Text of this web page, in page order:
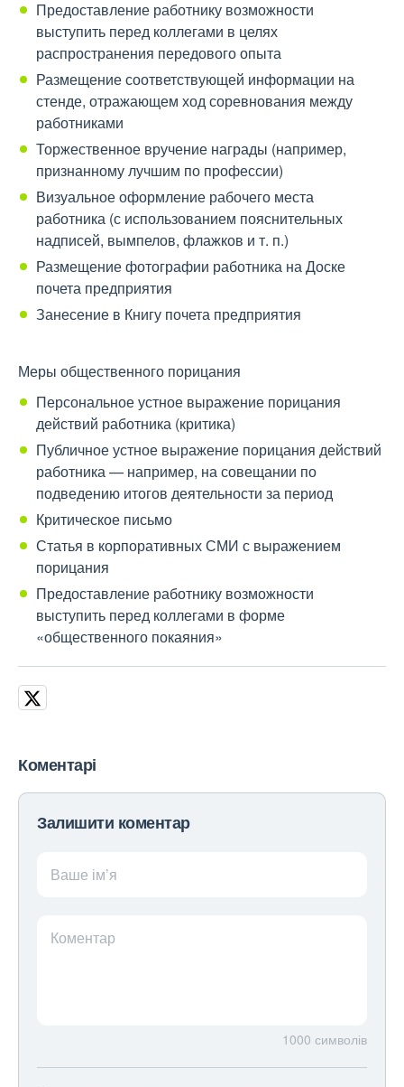
Предоставление работнику возможности
выступить перед коллегами в целях
распространения передового опыта
Размещение соответствующей информации на
стенде, отражающем ход соревнования между
работниками
Торжественное вручение награды (например,
признанному лучшим по профессии)
Визуальное оформление рабочего места
работника (с использованием пояснительных
надписей, вымпелов, флажков и т. п.)
Размещение фотографии работника на Доске
почета предприятия
Занесение в Книгу почета предприятия
Меры общественного порицания
Персональное устное выражение порицания
действий работника (критика)
Публичное устное выражение порицания действий
работника — например, на совещании по
подведению итогов деятельности за период
Критическое письмо
Статья в корпоративных СМИ с выражением
порицания
Предоставление работнику возможности
выступить перед коллегами в форме
«общественного покаяния»
Коментарі
Залишити коментар
Ваше ім’я
Коментар
1000 символів